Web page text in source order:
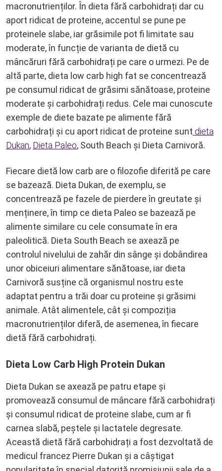
macronutrienților. În dieta fără carbohidrați dar cu
aport ridicat de proteine, accentul se pune pe
proteinele slabe, iar grăsimile pot fi limitate sau
moderate, în funcție de varianta de dietă cu
mâncăruri fără carbohidrați pe care o urmezi. Pe de
altă parte, dieta low carb high fat se concentrează
pe consumul ridicat de grăsimi sănătoase, proteine
moderate și carbohidrați redus. Cele mai cunoscute
exemple de diete bazate pe alimente fără
carbohidrați și cu aport ridicat de proteine sunt dieta
Dukan, Dieta Paleo, South Beach și Dieta Carnivoră.
Fiecare dietă low carb are o filozofie diferită pe care
se bazează. Dieta Dukan, de exemplu, se
concentrează pe fazele de pierdere în greutate și
menținere, în timp ce dieta Paleo se bazează pe
alimente similare cu cele consumate în era
paleolitică. Dieta South Beach se axează pe
controlul nivelului de zahăr din sânge și dobândirea
unor obiceiuri alimentare sănătoase, iar dieta
Carnivoră susține că organismul nostru este
adaptat pentru a trăi doar cu proteine și grăsimi
animale. Atât alimentele, cât și compoziția
macronutrienților diferă, de asemenea, în fiecare
dietă fără carbohidrați.
Dieta Low Carb High Protein Dukan
Dieta Dukan se axează pe patru etape și
promovează consumul de mâncare fără carbohidrați
și consumul ridicat de proteine slabe, cum ar fi
carnea slabă, peștele și lactatele degresate.
Această dietă fără carbohidrați a fost dezvoltată de
medicul francez Pierre Dukan și a câștigat